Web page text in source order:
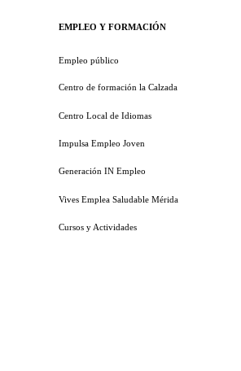
EMPLEO Y FORMACIÓN
Empleo público
Centro de formación la Calzada
Centro Local de Idiomas
Impulsa Empleo Joven
Generación IN Empleo
Vives Emplea Saludable Mérida
Cursos y Actividades